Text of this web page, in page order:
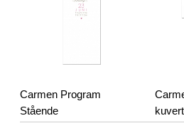
Carmen Program
Stående
kuvert